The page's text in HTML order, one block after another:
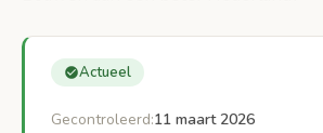
Actueel
Gecontroleerd:11 maart 2026